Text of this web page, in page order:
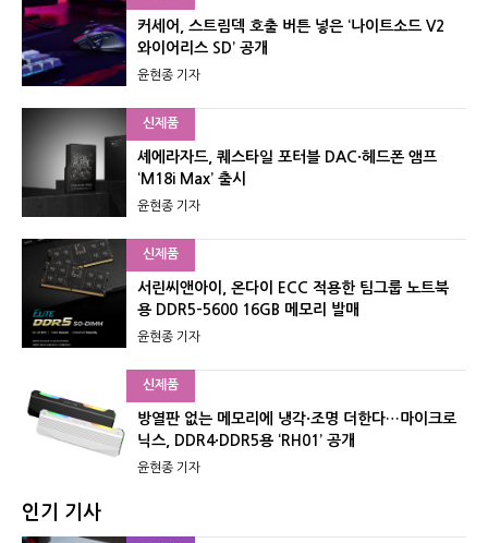
커세어, 스트림덱 호출 버튼 넣은 ‘나이트소드 V2
와이어리스 SD’ 공개
윤현종 기자
신제품
셰에라자드, 퀘스타일 포터블 DAC·헤드폰 앰프
‘M18i Max’ 출시
윤현종 기자
신제품
서린씨앤아이, 온다이 ECC 적용한 팀그룹 노트북
용 DDR5-5600 16GB 메모리 발매
윤현종 기자
신제품
방열판 없는 메모리에 냉각·조명 더한다…마이크로
닉스, DDR4·DDR5용 ‘RH01’ 공개
윤현종 기자
인기 기사